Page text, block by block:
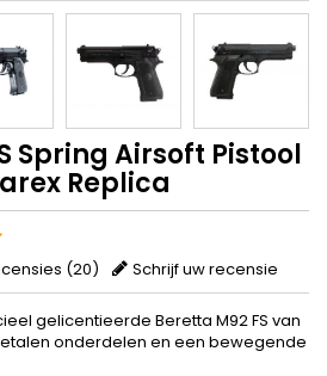
Spring Airsoft Pistool
Replica
(20) Schrijf uw recensie
gelicentieerde Beretta M92 FS van
onderdelen en een bewegende